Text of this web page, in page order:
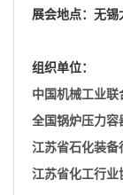
展会地点： 无锡
组织单位：
中国机械工业联
全国锅炉压力容
江苏省石化装备
江苏省化工行业